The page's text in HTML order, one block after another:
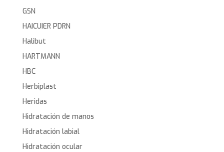
GSN
HAICUIER PDRN
Halibut
HARTMANN
HBC
Herbiplast
Heridas
Hidratación de manos
Hidratación labial
Hidratación ocular